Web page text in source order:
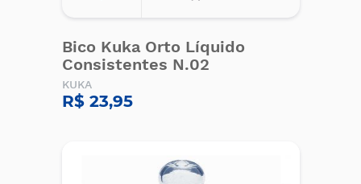
Bico Kuka Orto Líquido
Consistentes N.02
KUKA
R$ 23,95